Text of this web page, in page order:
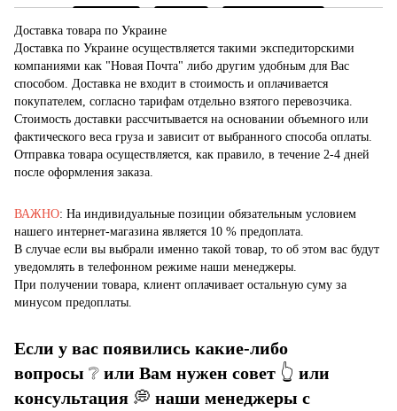
Доставка товара по Украине
Доставка по Украине осуществляется такими экспедиторскими
компаниями как "Новая Почта" либо другим удобным для Вас
способом. Доставка не входит в стоимость и оплачивается
покупателем, согласно тарифам отдельно взятого перевозчика.
Стоимость доставки рассчитывается на основании объемного или
фактического веса груза и зависит от выбранного способа оплаты.
Отправка товара осуществляется, как правило, в течение 2-4 дней
после оформления заказа.
ВАЖНО: На индивидуальные позиции обязательным условием
нашего интернет-магазина является 10 % предоплата.
В случае если вы выбрали именно такой товар, то об этом вас будут
уведомлять в телефонном режиме наши менеджеры.
При получении товара, клиент оплачивает остальную суму за
минусом предоплаты.
Если у вас появились какие-либо
вопросы ❔ или Вам нужен совет 👆 или
консультация 💭 наши менеджеры с